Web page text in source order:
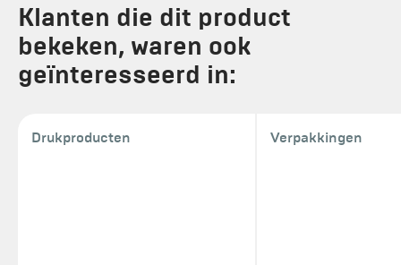
Klanten die dit product
bekeken, waren ook
geïnteresseerd in:
Drukproducten Verpakkingen